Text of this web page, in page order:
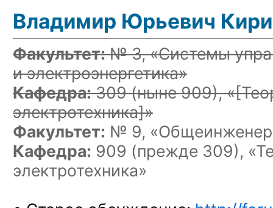
Владимир Юрьевич
Факультет:№ 3, «Системы
и электроэнергетика»
Кафедра:309(ныне 909), «
электротехника]»
Факультет: № 9,
Кафедра: 909 (прежде 309),
электротехника»